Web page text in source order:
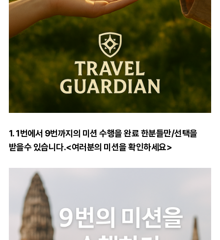
1. 1번에서 9번까지의 미션 수행을 완료 한분들만/선택을
받을수 있습니다.<여러분의 미션을 확인하세요>